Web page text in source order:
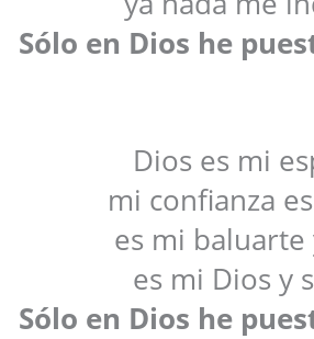
Sólo en Dios he
Dios es mi
mi confianza
es mi baluarte
es mi Dios y
Sólo en Dios he